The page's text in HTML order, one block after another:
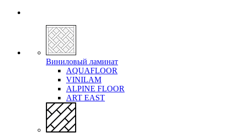
Виниловый ламинат
AQUAFLOOR
VINILAM
ALPINE FLOOR
ART EAST